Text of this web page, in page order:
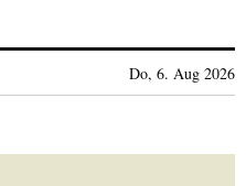
Do, 6. Aug 2026